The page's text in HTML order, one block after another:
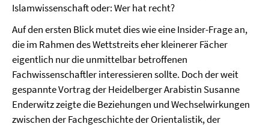
Islamwissenschaft oder: Wer hat recht?
Auf den ersten Blick mutet dies wie eine Insider-Frage an,
die im Rahmen des Wettstreits eher kleinerer Fächer
eigentlich nur die unmittelbar betroffenen
Fachwissenschaftler interessieren sollte. Doch der weit
gespannte Vortrag der Heidelberger Arabistin Susanne
Enderwitz zeigte die Beziehungen und Wechselwirkungen
zwischen der Fachgeschichte der Orientalistik, der